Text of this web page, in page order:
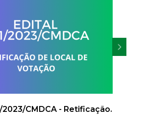
2023/CMDCA - Retificação.